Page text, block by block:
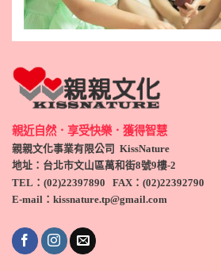
親近自然．享受快樂．獲得智慧
親親文化事業有限公司 KissNature
地址：台北市文山區萬和街8號9樓-2
TEL ：(02)22397890 FAX：(02)22392790
E-mail：kissnature.tp@gmail.com